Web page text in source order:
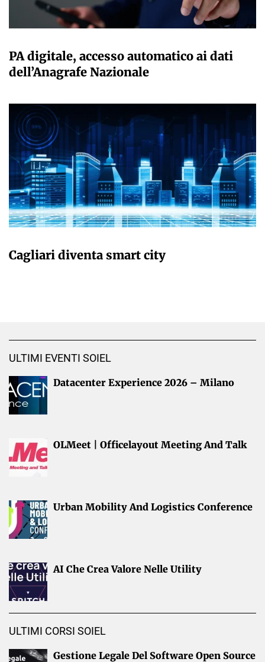
PA digitale, accesso automatico ai dati
dell’Anagrafe Nazionale
Cagliari diventa smart city
ULTIMI EVENTI SOIEL
Datacenter Experience 2026 – Milano
OLMeet | Officelayout Meeting And Talk
Urban Mobility And Logistics Conference
AI Che Crea Valore Nelle Utility
ULTIMI CORSI SOIEL
Gestione Legale Del Software Open Source